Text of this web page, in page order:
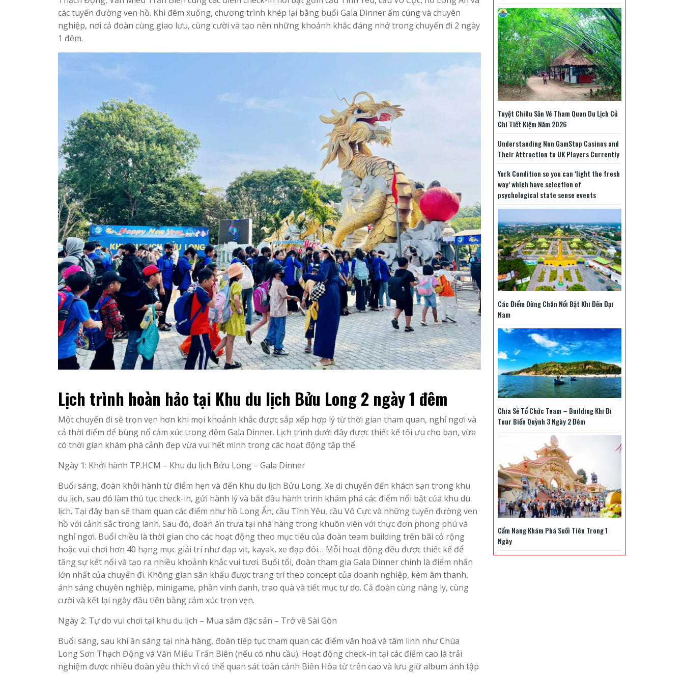
các tuyến đường ven hồ. Khi đêm xuống, chương trình khép lại bằng buổi Gala Dinner ấm cúng và chuyên
nghiệp, nơi cả đoàn cùng giao lưu, cùng cười và tạo nên những khoảnh khắc đáng nhớ trong chuyến đi 2 ngày
1 đêm.
Lịch trình hoàn hảo tại Khu du lịch Bửu Long 2 ngày 1 đêm
Một chuyến đi sẽ trọn vẹn hơn khi mọi khoảnh khắc được sắp xếp hợp lý từ thời gian tham quan, nghỉ ngơi và
cả thời điểm để bùng nổ cảm xúc trong đêm Gala Dinner. Lịch trình dưới đây được thiết kế tối ưu cho bạn, vừa
có thời gian khám phá cảnh đẹp vừa vui hết mình trong các hoạt động tập thể.
Ngày 1: Khởi hành TP.HCM – Khu du lịch Bửu Long – Gala Dinner
Buổi sáng, đoàn khởi hành từ điểm hẹn và đến Khu du lịch Bửu Long. Xe di chuyển đến khách sạn trong khu
du lịch, sau đó làm thủ tục check-in, gửi hành lý và bắt đầu hành trình khám phá các điểm nổi bật của khu du
lịch. Tại đây bạn sẽ tham quan các điểm như hồ Long Ẩn, cầu Tình Yêu, cầu Vô Cực và những tuyến đường ven
hồ với cảnh sắc trong lành. Sau đó, đoàn ăn trưa tại nhà hàng trong khuôn viên với thực đơn phong phú và
nghỉ ngơi. Buổi chiều là thời gian cho các hoạt động theo mục tiêu của đoàn team building trên bãi cỏ rộng
hoặc vui chơi hơn 40 hạng mục giải trí như đạp vịt, kayak, xe đạp đôi… Mỗi hoạt động đều được thiết kế để
tăng sự kết nối và tạo ra nhiều khoảnh khắc vui tươi. Buổi tối, đoàn tham gia Gala Dinner chính là điểm nhấn
lớn nhất của chuyến đi. Không gian sân khấu được trang trí theo concept của doanh nghiệp, kèm âm thanh,
ánh sáng chuyên nghiệp, minigame, phần vinh danh, trao quà và tiết mục tự do. Cả đoàn cùng nâng ly, cùng
cười và kết lại ngày đầu tiên bằng cảm xúc trọn vẹn.
Ngày 2: Tự do vui chơi tại khu du lịch – Mua sắm đặc sản – Trở về Sài Gòn
Buổi sáng, sau khi ăn sáng tại nhà hàng, đoàn tiếp tục tham quan các điểm văn hoá và tâm linh như Chùa
Long Sơn Thạch Động và Văn Miếu Trấn Biên (nếu có nhu cầu). Hoạt động check-in tại các điểm cao là trải
nghiệm được nhiều đoàn yêu thích vì có thể quan sát toàn cảnh Biên Hòa từ trên cao và lưu giữ album ảnh tập
Tuyệt Chiêu Săn Vé Tham Quan Du Lịch Củ
Chi Tiết Kiệm Năm 2026
Understanding Non GamStop Casinos and
Their Attraction to UK Players Currently
York Condition so you can ‘light the fresh
way’ which have selection of
psychological state sense events
Các Điểm Dừng Chân Nổi Bật Khi Đến Đại
Nam
Chia Sẻ Tổ Chức Team – Building Khi Đi
Tour Biển Quỳnh 3 Ngày 2 Đêm
Cẩm Nang Khám Phá Suối Tiên Trong 1
Ngày